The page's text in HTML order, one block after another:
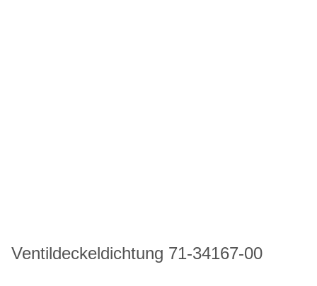
Ventildeckeldichtung 71-34167-00